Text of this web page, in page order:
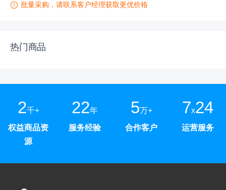
批量采购，请联系客户经理获取更优价格
热门商品
2千+
权益商品资
源
22年
服务经验
5万+
合作客户
7x24
运营服务